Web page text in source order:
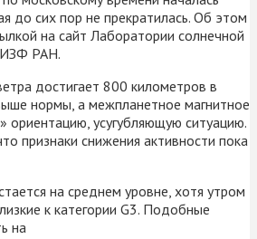
до сих пор не прекратилась. Об этом
на сайт Лаборатории солнечной
РАН.
достигает 800 километров в
нормы, а межпланетное магнитное
ориентацию, усугубляющую ситуацию.
признаки снижения активности пока
на среднем уровне, хотя утром
к категории G3. Подобные
на